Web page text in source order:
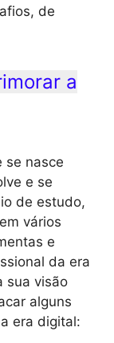
de
a
se nasce
e se
de estudo,
vários
e
da era
sua visão
alguns
era digital: